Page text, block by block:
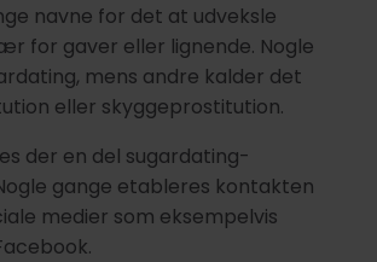
navne for det at udveksle
for gaver eller lignende. Nogle
mens andre kalder det
eller skyggeprostitution.
der en del sugardating-
gange etableres kontakten
medier som eksempelvis